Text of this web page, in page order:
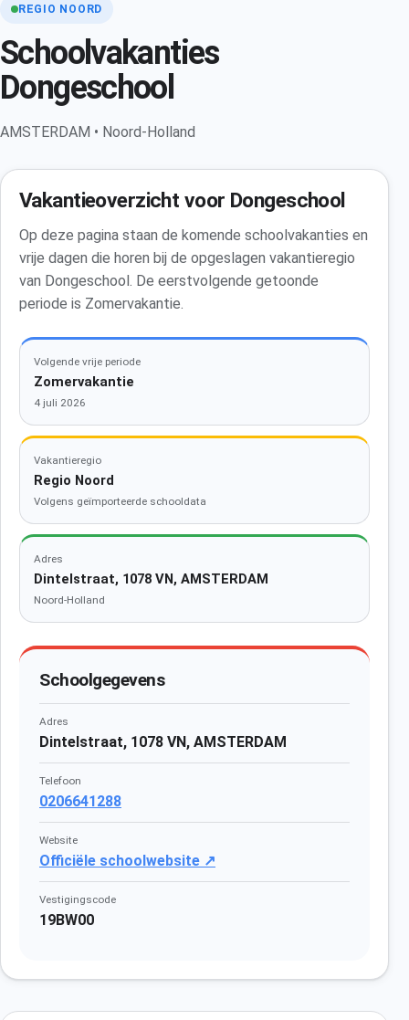
REGIO NOORD
Schoolvakanties
Dongeschool
AMSTERDAM • Noord-Holland
Vakantieoverzicht voor Dongeschool
Op deze pagina staan de komende schoolvakanties en
vrije dagen die horen bij de opgeslagen vakantieregio
van Dongeschool. De eerstvolgende getoonde
periode is Zomervakantie.
Volgende vrije periode
Zomervakantie
4 juli 2026
Vakantieregio
Regio Noord
Volgens geïmporteerde schooldata
Adres
Dintelstraat, 1078 VN, AMSTERDAM
Noord-Holland
Schoolgegevens
Adres
Dintelstraat, 1078 VN, AMSTERDAM
Telefoon
0206641288
Website
Officiële schoolwebsite ↗
Vestigingscode
19BW00